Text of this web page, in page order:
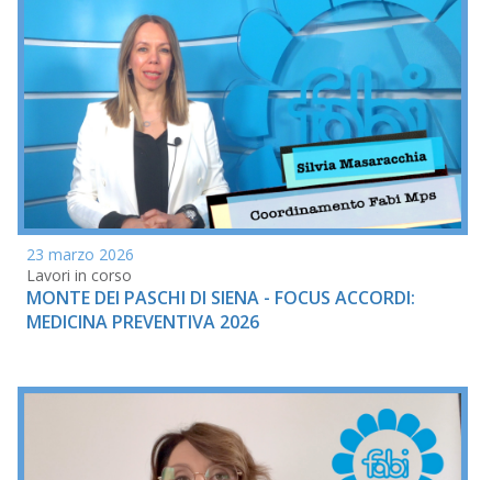
23 marzo 2026
Lavori in corso
MONTE DEI PASCHI DI SIENA - FOCUS ACCORDI:
MEDICINA PREVENTIVA 2026